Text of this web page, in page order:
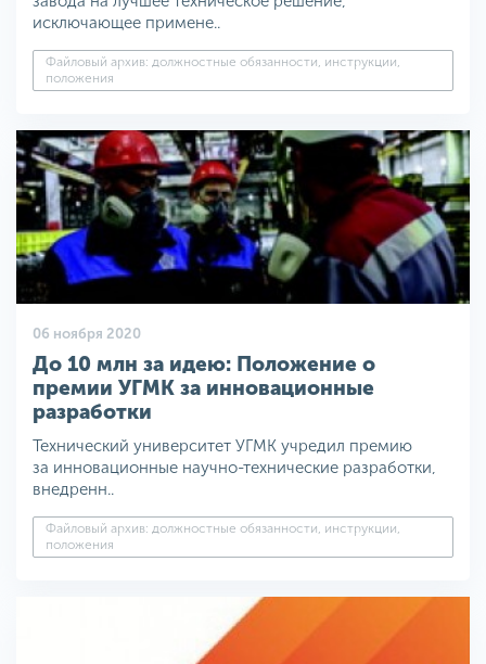
исключающее примене..
Файловый архив: должностные обязанности, инструкции,
положения
06 ноября 2020
До 10 млн за идею: Положение о
премии УГМК за инновационные
разработки
Технический университет УГМК учредил премию
за инновационные научно-технические разработки,
внедренн..
Файловый архив: должностные обязанности, инструкции,
положения